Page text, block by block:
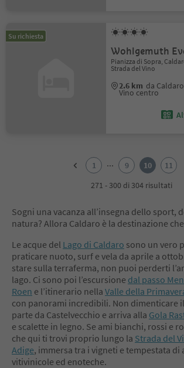
Su richiesta
Wohlgemuth
Pianizza di Sopra,
Strada del Vino
2.6 km da
Vino centro
10
11
1 ... 9 10
11
271 - 300 di 304 risultati
Sogni una vacanza all’insegna dello sport,
natura? Allora Caldaro è la destinazione
Le acque del Lago di Caldaro sono un vero
praticare nuoto, surf e vela da aprile a
stare sulla terraferma, non puoi perderti
lago. Ci sono poi l’escursione dal passo
Roen e l’itinerario nella Valle della
con panorami incredibili. Non dimenticare
parte da Castelvecchio e arriva alla Gola
e scalette in legno. Se ami bianchi, rossi e
che qui ti trovi proprio lungo la Strada del
Adige, immersa tra i vigneti e tempestata di
vitivinicole ed enoteche.